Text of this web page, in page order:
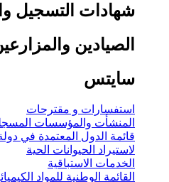
شهادات التسجيل
الصيادين
سايتس
استفسارات و مقترحات
المنشأت والمؤسسات
قائمة الدول المعتمدة في
لاستيراد الحيوانات الحية
الخدمات الاستباقية
القائمة الوطنية للمواد